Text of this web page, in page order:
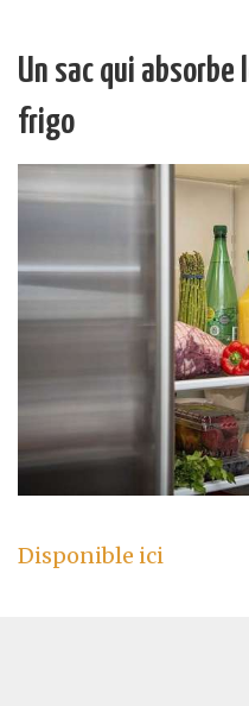
Un sac qui
frigo
Disponible ici